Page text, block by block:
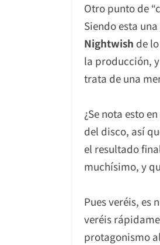
Otro punto de
Siendo esta
Nightwish de
la producción,
trata de una
¿Se nota esto
del disco, así
el resultado
muchísimo, y
Pues veréis, es
veréis
protagonismo